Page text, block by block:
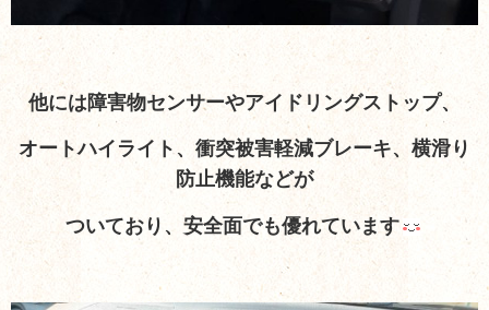
他には障害物センサーやアイドリングストップ、
オートハイライト、衝突被害軽減ブレーキ、横滑り
防止機能などが
ついており、安全面でも優れています